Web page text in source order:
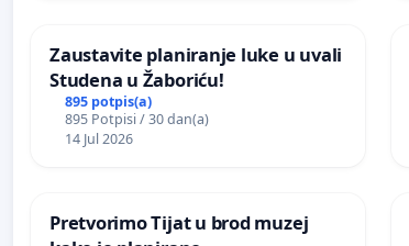
Zaustavite planiranje luke u uvali
Studena u Žaboriću!
895 potpis(a)
895 Potpisi / 30 dan(a)
14 Jul 2026
Pretvorimo Tijat u brod muzej